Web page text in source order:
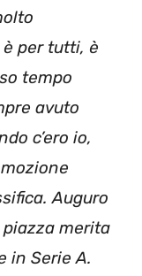
per tutti, è
tempo
avuto
c’ero io,
Auguro
merita
in Serie A.